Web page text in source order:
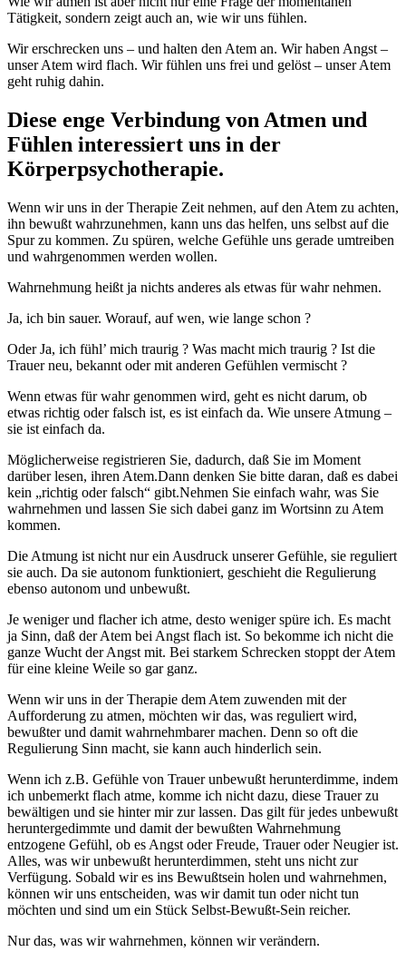
Tätigkeit, sondern zeigt auch an, wie wir uns fühlen.
Wir erschrecken uns – und halten den Atem an. Wir haben Angst –
unser Atem wird flach. Wir fühlen uns frei und gelöst – unser Atem
geht ruhig dahin.
Diese enge Verbindung von Atmen und
Fühlen interessiert uns in der
Körperpsychotherapie.
Wenn wir uns in der Therapie Zeit nehmen, auf den Atem zu achten,
ihn bewußt wahrzunehmen, kann uns das helfen, uns selbst auf die
Spur zu kommen. Zu spüren, welche Gefühle uns gerade umtreiben
und wahrgenommen werden wollen.
Wahrnehmung heißt ja nichts anderes als etwas für wahr nehmen.
Ja, ich bin sauer. Worauf, auf wen, wie lange schon ?
Oder Ja, ich fühl’ mich traurig ? Was macht mich traurig ? Ist die
Trauer neu, bekannt oder mit anderen Gefühlen vermischt ?
Wenn etwas für wahr genommen wird, geht es nicht darum, ob
etwas richtig oder falsch ist, es ist einfach da. Wie unsere Atmung –
sie ist einfach da.
Möglicherweise registrieren Sie, dadurch, daß Sie im Moment
darüber lesen, ihren Atem.Dann denken Sie bitte daran, daß es dabei
kein „richtig oder falsch“ gibt.Nehmen Sie einfach wahr, was Sie
wahrnehmen und lassen Sie sich dabei ganz im Wortsinn zu Atem
kommen.
Die Atmung ist nicht nur ein Ausdruck unserer Gefühle, sie reguliert
sie auch. Da sie autonom funktioniert, geschieht die Regulierung
ebenso autonom und unbewußt.
Je weniger und flacher ich atme, desto weniger spüre ich. Es macht
ja Sinn, daß der Atem bei Angst flach ist. So bekomme ich nicht die
ganze Wucht der Angst mit. Bei starkem Schrecken stoppt der Atem
für eine kleine Weile so gar ganz.
Wenn wir uns in der Therapie dem Atem zuwenden mit der
Aufforderung zu atmen, möchten wir das, was reguliert wird,
bewußter und damit wahrnehmbarer machen. Denn so oft die
Regulierung Sinn macht, sie kann auch hinderlich sein.
Wenn ich z.B. Gefühle von Trauer unbewußt herunterdimme, indem
ich unbemerkt flach atme, komme ich nicht dazu, diese Trauer zu
bewältigen und sie hinter mir zur lassen. Das gilt für jedes unbewußt
heruntergedimmte und damit der bewußten Wahrnehmung
entzogene Gefühl, ob es Angst oder Freude, Trauer oder Neugier ist.
Alles, was wir unbewußt herunterdimmen, steht uns nicht zur
Verfügung. Sobald wir es ins Bewußtsein holen und wahrnehmen,
können wir uns entscheiden, was wir damit tun oder nicht tun
möchten und sind um ein Stück Selbst-Bewußt-Sein reicher.
Nur das, was wir wahrnehmen, können wir verändern.